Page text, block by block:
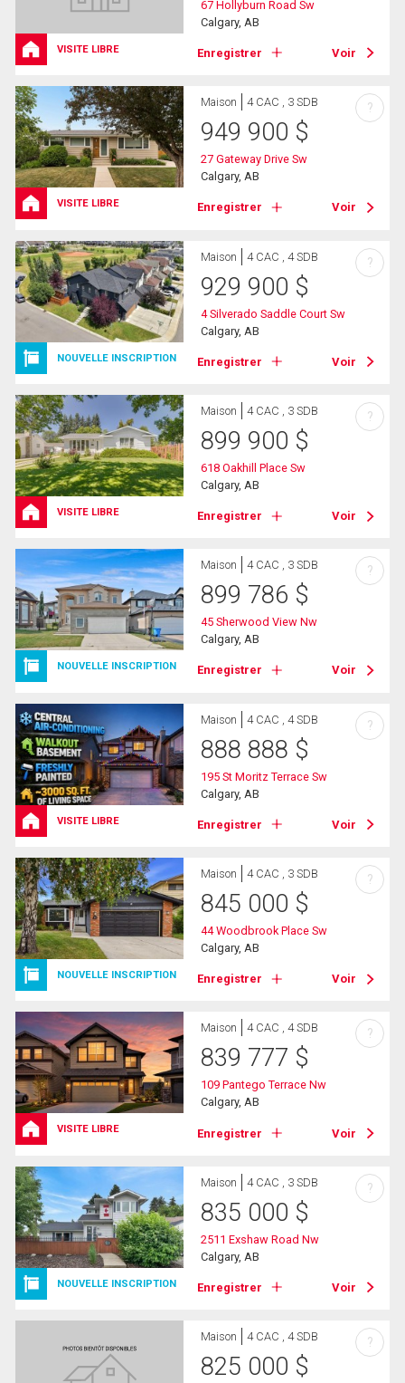
VISITE LIBRE
67 Hollyburn Road Sw
Calgary, AB
Enregistrer Voir
VISITE LIBRE
Maison 4 CAC , 3 SDB
949 900 $
27 Gateway Drive Sw
Calgary, AB
Enregistrer Voir
?
NOUVELLE INSCRIPTION
Maison 4 CAC , 4 SDB
929 900 $
4 Silverado Saddle Court Sw
Calgary, AB
Enregistrer Voir
?
VISITE LIBRE
Maison 4 CAC , 3 SDB
899 900 $
618 Oakhill Place Sw
Calgary, AB
Enregistrer Voir
?
NOUVELLE INSCRIPTION
Maison 4 CAC , 3 SDB
899 786 $
45 Sherwood View Nw
Calgary, AB
Enregistrer Voir
?
VISITE LIBRE
Maison 4 CAC , 4 SDB
888 888 $
195 St Moritz Terrace Sw
Calgary, AB
Enregistrer Voir
?
NOUVELLE INSCRIPTION
Maison 4 CAC , 3 SDB
845 000 $
44 Woodbrook Place Sw
Calgary, AB
Enregistrer Voir
?
VISITE LIBRE
Maison 4 CAC , 4 SDB
839 777 $
109 Pantego Terrace Nw
Calgary, AB
Enregistrer Voir
?
NOUVELLE INSCRIPTION
Maison 4 CAC , 3 SDB
835 000 $
2511 Exshaw Road Nw
Calgary, AB
Enregistrer Voir
?
Maison 4 CAC , 4 SDB
825 000 $
?